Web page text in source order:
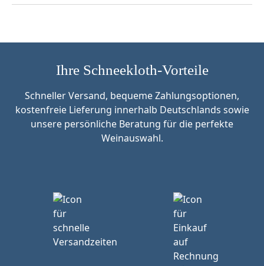
Ihre Schneekloth-Vorteile
Schneller Versand, bequeme Zahlungsoptionen,
kostenfreie Lieferung innerhalb Deutschlands sowie
unsere persönliche Beratung für die perfekte
Weinauswahl.